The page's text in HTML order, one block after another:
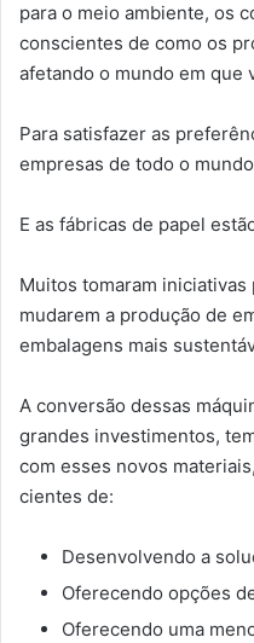
para o meio ambiente, os
conscientes de como os
afetando o mundo em que
Para satisfazer as
empresas de todo o
E as fábricas de papel
Muitos tomaram
mudarem a produção de
embalagens mais
A conversão dessas
grandes investimentos,
com esses novos
cientes de:
Desenvolvendo a
Oferecendo opções
Oferecendo uma